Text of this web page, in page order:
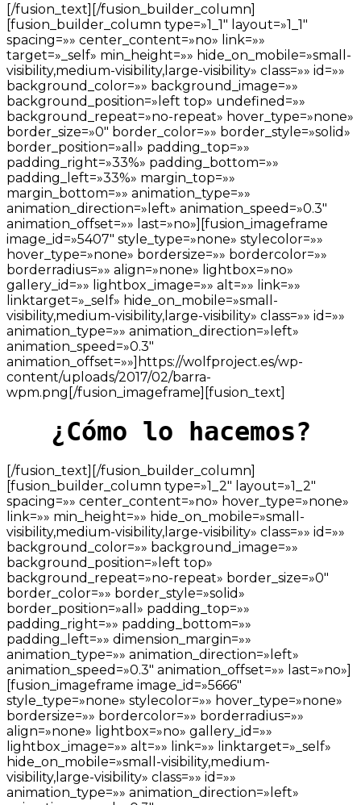
[/fusion_text][/fusion_builder_column]
[fusion_builder_column type=»1_1″ layout=»1_1″
spacing=»» center_content=»no» link=»»
target=»_self» min_height=»» hide_on_mobile=»small-
visibility,medium-visibility,large-visibility» class=»» id=»»
background_color=»» background_image=»»
background_position=»left top» undefined=»»
background_repeat=»no-repeat» hover_type=»none»
border_size=»0″ border_color=»» border_style=»solid»
border_position=»all» padding_top=»»
padding_right=»33%» padding_bottom=»»
padding_left=»33%» margin_top=»»
margin_bottom=»» animation_type=»»
animation_direction=»left» animation_speed=»0.3″
animation_offset=»» last=»no»][fusion_imageframe
image_id=»5407″ style_type=»none» stylecolor=»»
hover_type=»none» bordersize=»» bordercolor=»»
borderradius=»» align=»none» lightbox=»no»
gallery_id=»» lightbox_image=»» alt=»» link=»»
linktarget=»_self» hide_on_mobile=»small-
visibility,medium-visibility,large-visibility» class=»» id=»»
animation_type=»» animation_direction=»left»
animation_speed=»0.3″
animation_offset=»»]https://wolfproject.es/wp-
content/uploads/2017/02/barra-
wpm.png[/fusion_imageframe][fusion_text]
¿Cómo lo hacemos?
[/fusion_text][/fusion_builder_column]
[fusion_builder_column type=»1_2″ layout=»1_2″
spacing=»» center_content=»no» hover_type=»none»
link=»» min_height=»» hide_on_mobile=»small-
visibility,medium-visibility,large-visibility» class=»» id=»»
background_color=»» background_image=»»
background_position=»left top»
background_repeat=»no-repeat» border_size=»0″
border_color=»» border_style=»solid»
border_position=»all» padding_top=»»
padding_right=»» padding_bottom=»»
padding_left=»» dimension_margin=»»
animation_type=»» animation_direction=»left»
animation_speed=»0.3″ animation_offset=»» last=»no»]
[fusion_imageframe image_id=»5666″
style_type=»none» stylecolor=»» hover_type=»none»
bordersize=»» bordercolor=»» borderradius=»»
align=»none» lightbox=»no» gallery_id=»»
lightbox_image=»» alt=»» link=»» linktarget=»_self»
hide_on_mobile=»small-visibility,medium-
visibility,large-visibility» class=»» id=»»
animation_type=»» animation_direction=»left»